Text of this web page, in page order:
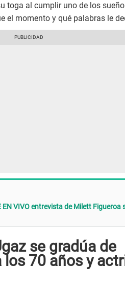
toga al cumplir uno de los
el momento y qué palabras le
EN VIVO entrevista de Milett Figueroa
se gradúa de
70 años y